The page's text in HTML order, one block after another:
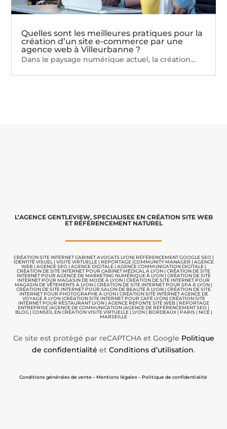
Quelles sont les meilleures pratiques pour la
création d’un site e-commerce par une
agence web à Villeurbanne ?
Dans le paysage numérique actuel, la création...
L’AGENCE GENTLEVIEW, SPECIALISEE EN CRÉATION SITE WEB
ET RÉFÉRENCEMENT NATUREL
CRÉATION SITE INTERNET CABINET AVOCATS LYON| RÉFÉRENCEMENT GOOGLE SEO |
IDENTITÉ VISUEL | VISITE VIRTUELLE| REPORTAGE |COMMUNITY MANAGER | AGENCE
WEB| AGENCE SEO | AGENCE DIGITALE| AGENCE COMMUNICATIONDIGITALE |
CRÉATION DE SITE INTERNET POUR CABINET MÉDICAL À LYON | CRÉATION DE SITE
INTERNET POUR AGENCE DE MARKETING NUMÉRIQUE À LYON| CRÉATION DE SITE
INTERNET POUR MAGASIN DE MODE À LYON | CRÉATION DE SITE INTERNET POUR
MAGASIN DE VÊTEMENTS À LYON | CRÉATION DE SITE INTERNET POUR SPA À LYON |
CRÉATION DE SITE INTERNET POUR SALON DE BEAUTÉ À LYON | CRÉATION DE SITE
INTERNET POUR PHOTOGRAPHE À LYON| CRÉATION SITE INTERNET AGENCE DE
VOYAGE À LYON|CRÉATION SITE INTERNET POUR CAFÉ LYON| CRÉATION SITE
INTERNET POUR RESTAURANT LYON| AGENCE REFONTE SITE WEB| REPORTAGE
ENTREPRISE |AGENCE DE COMMUNICATION |AGENCE DE RÉFÉRENCEMENT SEO |
BLOG| CONSEIL EN CRÉATION VISITE VIRTUELLE| LYON | BORDEAUX | PARIS | NICE |
MARSEILLE
Ce site est protégé par reCAPTCHA et Google Politique
de confidentialité et Conditions d’utilisation.
Conditions générales de vente – Mentions légales – Politique de confidentialité